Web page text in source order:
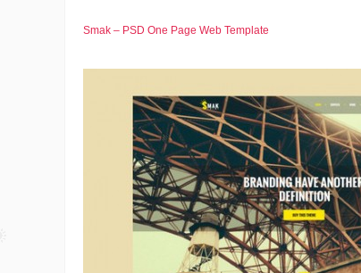
Smak – PSD One Page Web Template